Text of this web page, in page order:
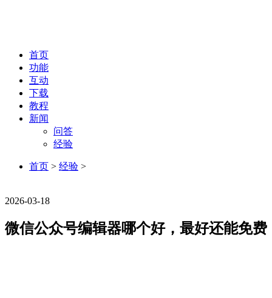
首页
功能
互动
下载
教程
新闻
问答
经验
首页 > 经验 >
2026-03-18
微信公众号编辑器哪个好，最好还能免费